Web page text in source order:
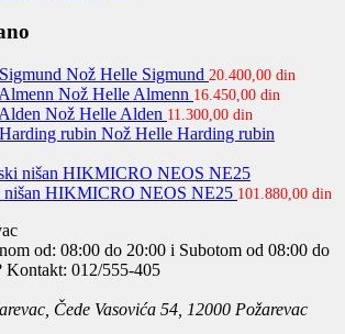
Nož Helle Sigmund 20.400,00 din
Nož Helle Almenn 16.450,00 din
Nož Helle Alden 11.300,00 din
Nož Helle Harding rubin
nišan HIKMICRO NEOS NE25 101.880,00 din
od: 08:00 do 20:00 i Subotom od 08:00 do
Kontakt: 012/555-405
Čede Vasovića 54, 12000 Požarevac